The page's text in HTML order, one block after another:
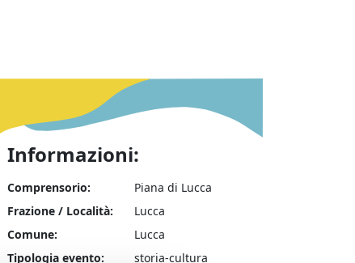
Informazioni:
Comprensorio:
Piana di Lucca
Frazione / Località:
Lucca
Comune:
Lucca
Tipologia evento:
storia-cultura